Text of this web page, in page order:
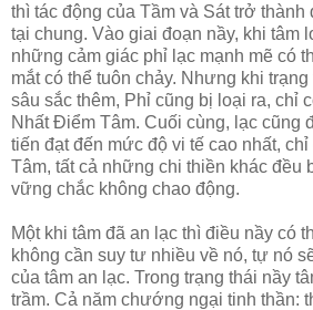
thì tác động của Tầm và Sát trở thành
tại chung. Vào giai đoạn nầy, khi tâm
những cảm giác phỉ lạc mạnh mẽ có
mắt có thể tuôn chảy. Nhưng khi
sâu sắc thêm, Phỉ cũng bị loại ra, chỉ
Nhất Điểm Tâm. Cuối cùng, lạc cũng
tiến đạt đến mức độ vi tế cao nhất,
Tâm, tất cả những chi thiền khác đều
vững chắc không chao động.
Một khi tâm đã an lạc thì điều nầy có
không cần suy tư nhiều về nó, tự nó
của tâm an lạc. Trong trạng thái nầy
trầm. Cả năm chướng ngại tinh thần: